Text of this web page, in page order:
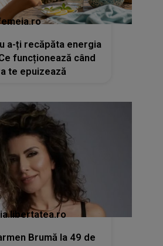
a-ți recăpăta energia
funcționează când
te epuizează
Brumă la 49 de